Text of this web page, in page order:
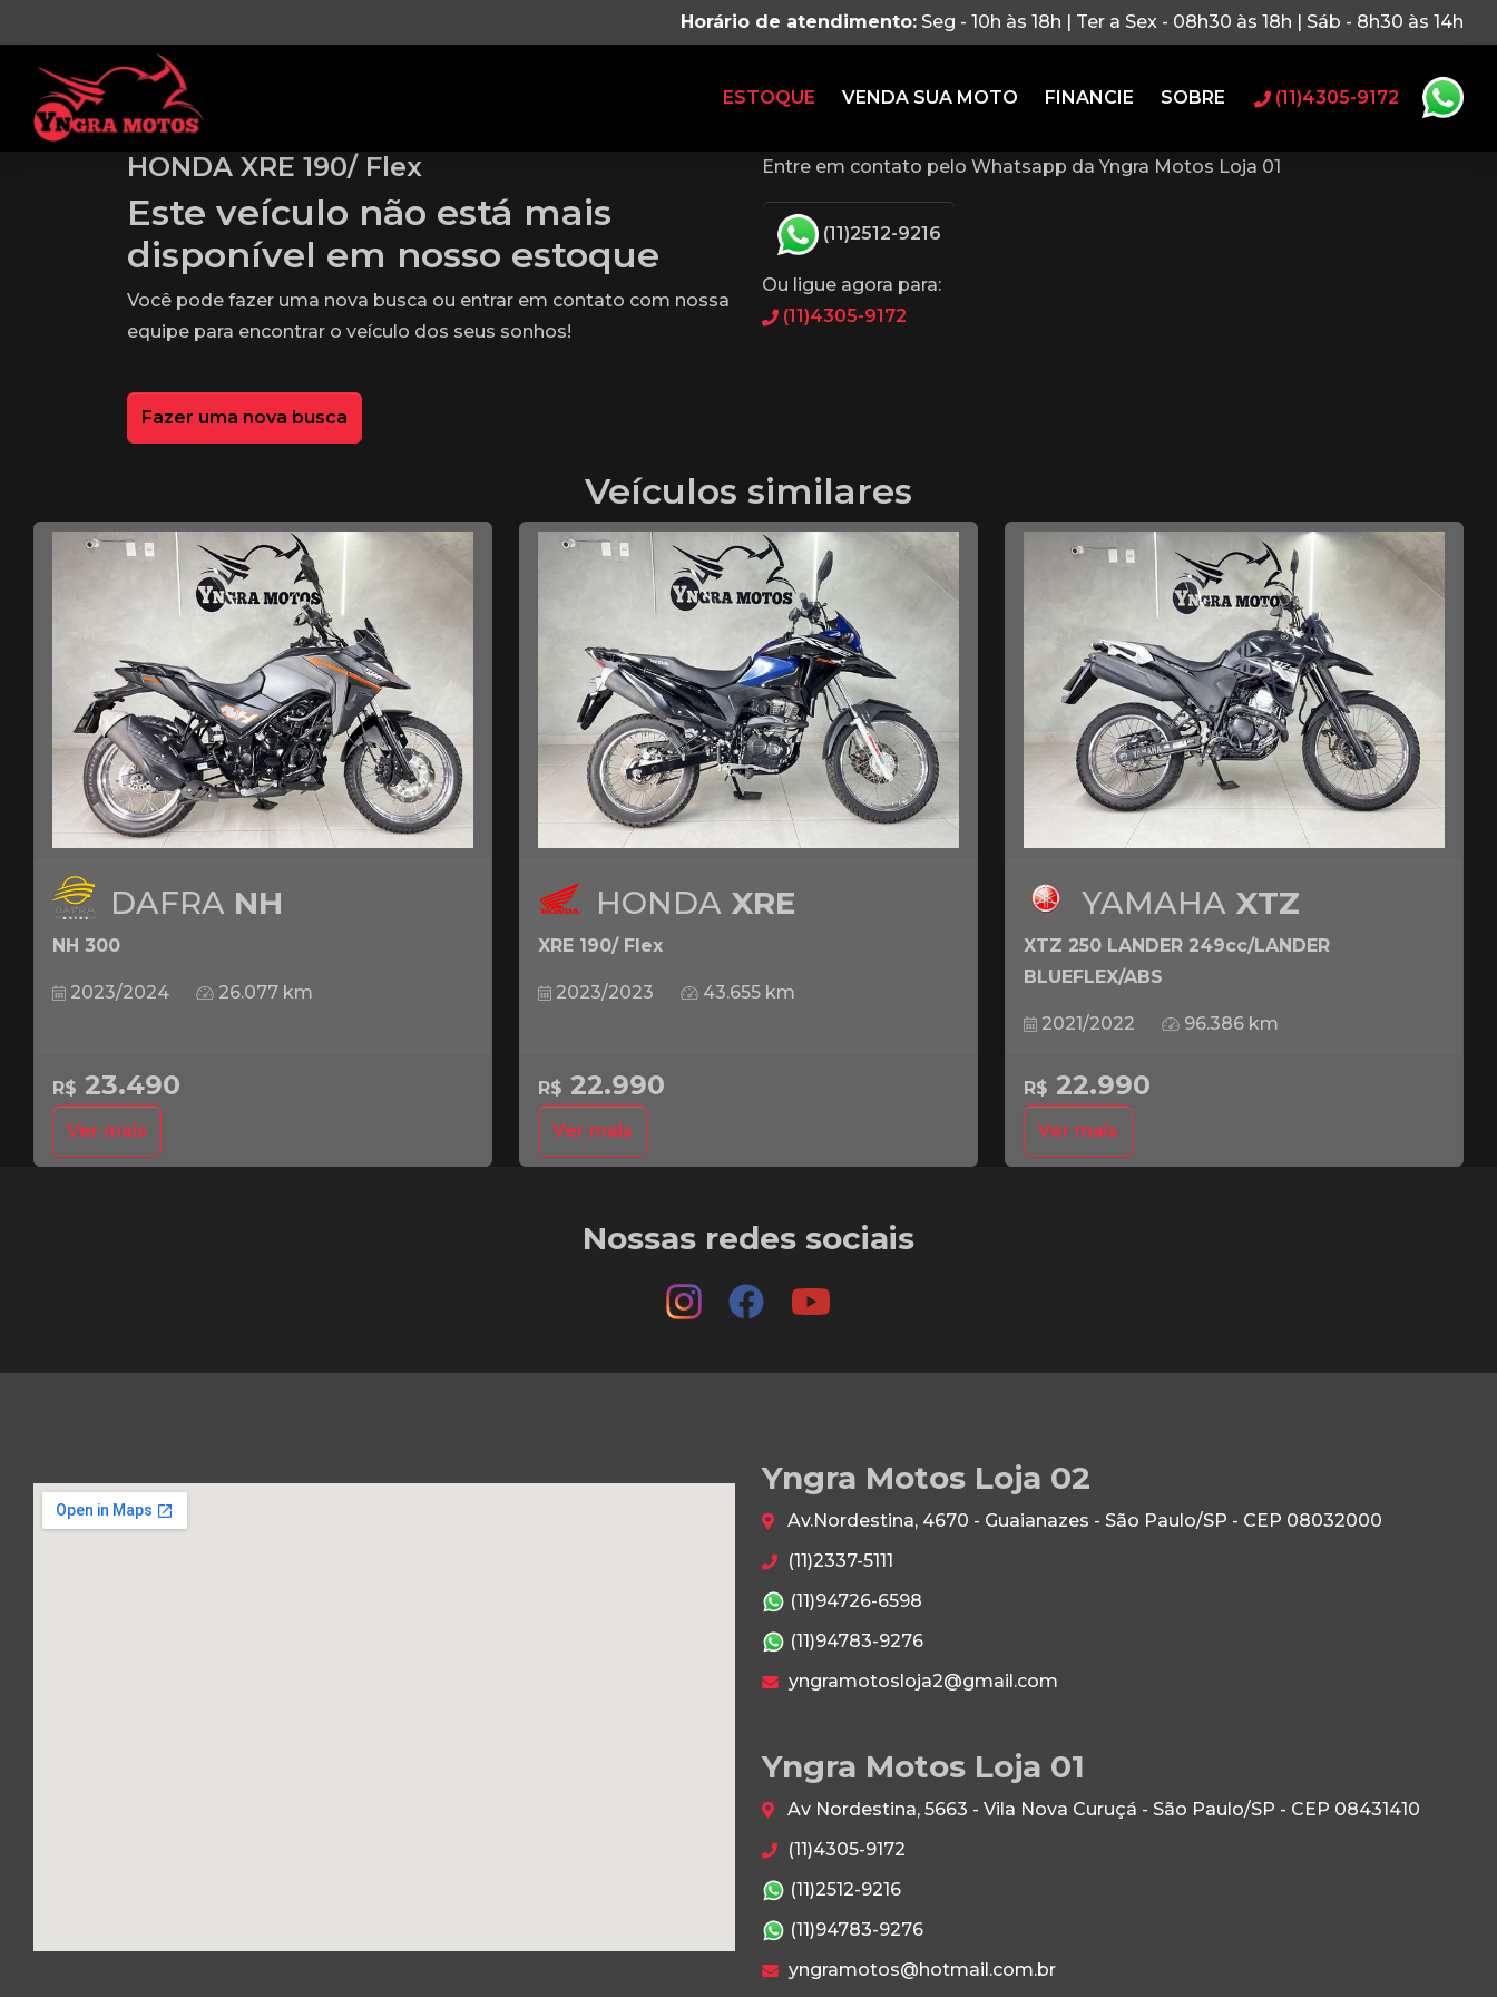
Horário de atendimento: Seg - 10h às 18h | Ter a Sex - 08h30 às 18h | Sáb - 8h30 às 14h
ESTOQUE VENDA SUA MOTO FINANCIE SOBRE (11)4305-9172
HONDA XRE 190/ Flex
Este veículo não está mais
disponível em nosso estoque
Você pode fazer uma nova busca ou entrar em contato com nossa
equipe para encontrar o veículo dos seus sonhos!
Fazer uma nova busca
Entre em contato pelo Whatsapp da Yngra Motos Loja 01
(11)2512-9216
Ou ligue agora para:
(11)4305-9172
Veículos similares
DAFRA NH
NH 300
2023/2024 26.077 km
R$ 23.490
Ver mais
HONDA XRE
XRE 190/ Flex
2023/2023 43.655 km
R$ 22.990
Ver mais
YAMAHA XTZ
XTZ 250 LANDER 249cc/LANDER
BLUEFLEX/ABS
2021/2022 96.386 km
R$ 22.990
Ver mais
Nossas redes sociais
Yngra Motos Loja 02
Av.Nordestina, 4670 - Guaianazes - São Paulo/SP - CEP 08032000
(11)2337-5111
(11)94726-6598
(11)94783-9276
yngramotosloja2@gmail.com
Yngra Motos Loja 01
Av Nordestina, 5663 - Vila Nova Curuçá - São Paulo/SP - CEP 08431410
(11)4305-9172
(11)2512-9216
(11)94783-9276
yngramotos@hotmail.com.br